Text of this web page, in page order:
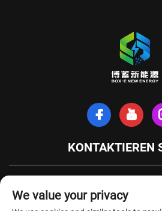
KONTAKTIEREN
+86-18949493005
We value your privacy